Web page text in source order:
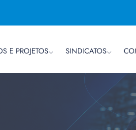
E PROJETOS SINDICATOS